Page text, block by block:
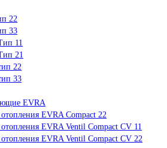
22
33
11
21
22
33
EVRA
EVRA Compact 22
EVRA Ventil Compact CV 11
EVRA Ventil Compact CV 22